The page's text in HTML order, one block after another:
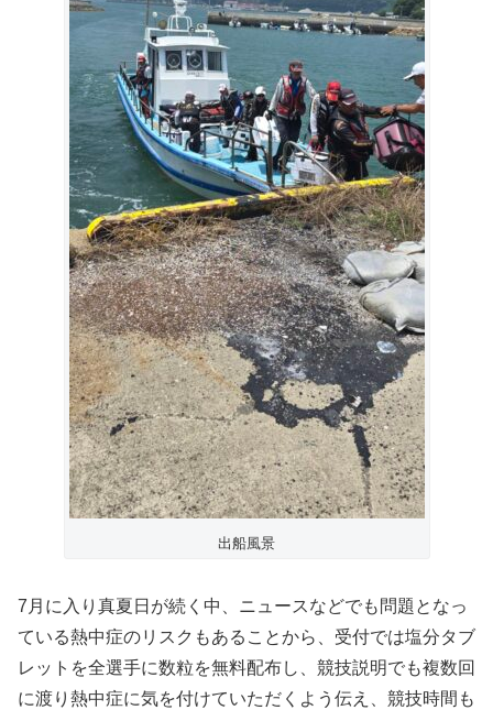
出船風景
7月に入り真夏日が続く中、ニュースなどでも問題となっ
ている熱中症のリスクもあることから、受付では塩分タブ
レットを全選手に数粒を無料配布し、競技説明でも複数回
に渡り熱中症に気を付けていただくよう伝え、競技時間も